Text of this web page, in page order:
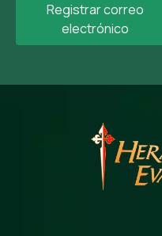
Registrar correo
electrónico